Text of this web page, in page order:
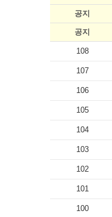
공지
공지
108
107
106
105
104
103
102
101
100